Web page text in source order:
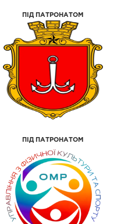
ПІД ПАТРОНАТОМ
ПІД ПАТРОНАТОМ